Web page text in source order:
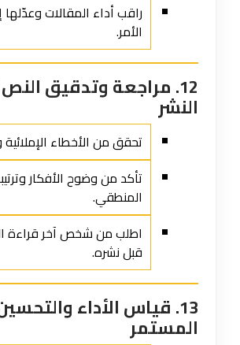
راقب أداء المقالات وعدّلها
الأمر.
12. مراجعة وتدقيق
النشر
تحقق من الأخطاء الإملائية
تأكد من وضوح الأفكار
المنطقي.
اطلب من شخص آخر قراءة
قبل نشره.
13. قياس الأداء
المستمر